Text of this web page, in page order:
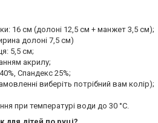
16 см (долоні 12,5 см + манжет 3,5 см);
долоні 7,5 см)
5,5 см;
акрилу;
Спандекс 25%;
виберіть потрібний вам колір);
при температурі води до 30 °C.